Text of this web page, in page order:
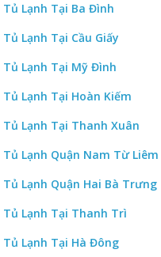
Tủ Lạnh Tại Ba Đình
Tủ Lạnh Tại Cầu Giấy
Tủ Lạnh Tại Mỹ Đình
Tủ Lạnh Tại Hoàn Kiếm
Tủ Lạnh Tại Thanh Xuân
Tủ Lạnh Quận Nam Từ Liêm
Tủ Lạnh Quận Hai Bà Trưng
Tủ Lạnh Tại Thanh Trì
Tủ Lạnh Tại Hà Đông